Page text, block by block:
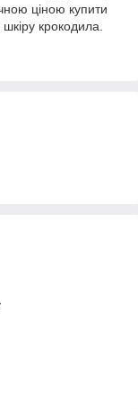
ціною купити
крокодила.